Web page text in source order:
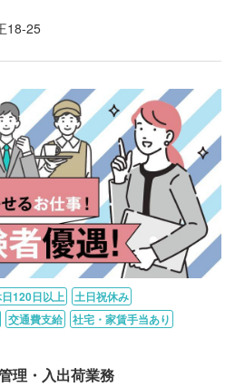
18-25
120日以上
土日祝休み
交通費支給
社宅・家賃手当あり
理・入出荷業務